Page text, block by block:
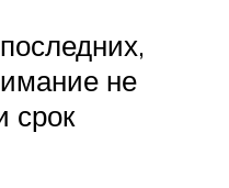
не
срок